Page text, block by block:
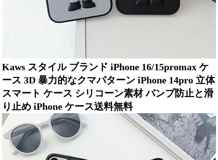
Kaws スタイル ブランド iPhone 16/15promax ケ
ース 3D 暴力的なクマパターン iPhone 14pro 立体
スマート ケース シリコーン素材 バンプ防止と滑
り止め iPhone ケース送料無料